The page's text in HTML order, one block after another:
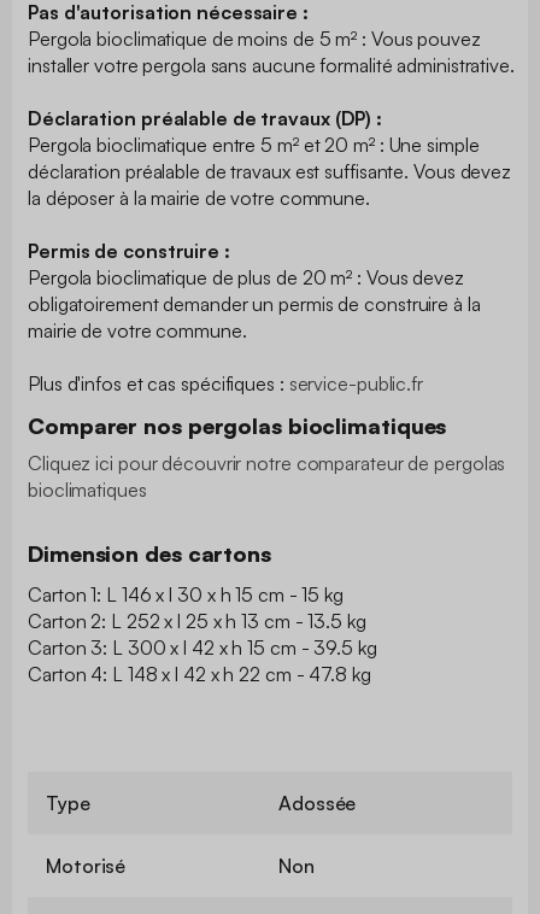
Pas d'autorisation nécessaire :
Pergola bioclimatique de moins de 5 m² : Vous pouvez
installer votre pergola sans aucune formalité administrative.
Déclaration préalable de travaux (DP) :
Pergola bioclimatique entre 5 m² et 20 m² : Une simple
déclaration préalable de travaux est suffisante. Vous devez
la déposer à la mairie de votre commune.
Permis de construire :
Pergola bioclimatique de plus de 20 m² : Vous devez
obligatoirement demander un permis de construire à la
mairie de votre commune.
Plus d'infos et cas spécifiques : ​service-public.fr
Comparer nos pergolas bioclimatiques
Cliquez ici pour découvrir notre comparateur de pergolas
bioclimatiques
Dimension des cartons
Carton 1: L 146 x l 30 x h 15 cm - 15 kg
Carton 2: L 252 x l 25 x h 13 cm - 13.5 kg
Carton 3: L 300 x l 42 x h 15 cm - 39.5 kg
Carton 4: L 148 x l 42 x h 22 cm - 47.8 kg
Type Adossée
Motorisé Non